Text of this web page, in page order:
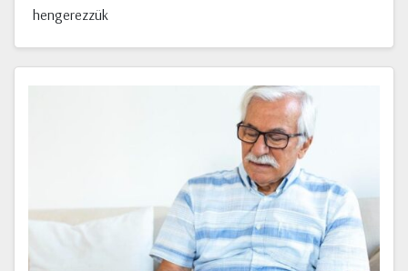
hengerezzük